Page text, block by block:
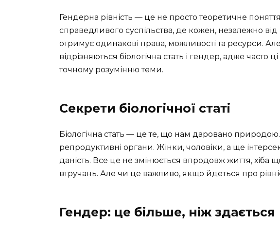
Гендерна рівність — це не просто теоретичне
справедливого суспільства, де кожен, незалежно від
отримує одинакові права, можливості та ресурси.
відрізняються біологічна стать і гендер, адже часто
точному розумінню теми.
Секрети біологічної статі
Біологічна стать — це те, що нам даровано
репродуктивні органи. Жінки, чоловіки, а ще
даність. Все це не змінюється впродовж життя,
втручань. Але чи це важливо, якщо йдеться про
Гендер: це більше, ніж здається